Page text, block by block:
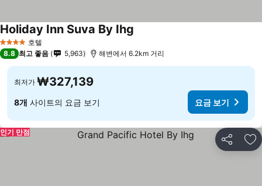
4 성급 호텔
Holiday Inn Suva By Ihg
8.8 최고 좋음 5,963 해변에서 6.2km 거리
최저가 ₩327,139
8개 사이트의 요금 보기 요금 보기
공유 즐
인기 만점